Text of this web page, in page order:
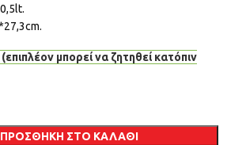
μπορεί να ζητηθεί κατόπιν
ΠΡΟΣΘΉΚΗ ΣΤΟ ΚΑΛΆΘΙ